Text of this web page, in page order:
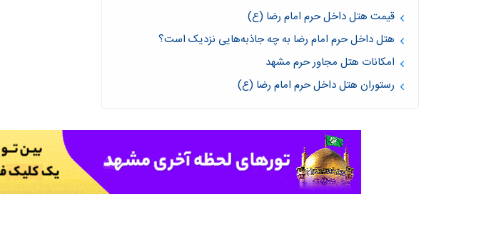
قیمت هتل داخل حرم امام رضا (ع)
هتل داخل حرم امام رضا به چه جاذبه‌هایی نزدیک است؟
امکانات هتل مجاور حرم مشهد
رستوران هتل داخل حرم امام رضا (ع)